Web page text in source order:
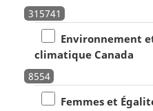
315741
Environnement
climatique Canada
8554
Femmes et